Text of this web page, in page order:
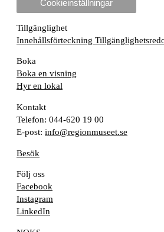
Cookieinställningar
Tillgänglighet
Innehållsförteckning
Boka
Boka en visning
Hyr en lokal
Kontakt
Telefon: 044-620 19 00
E-post: info@regionmuseet.se
Besök
Följ oss
Facebook
Instagram
LinkedIn